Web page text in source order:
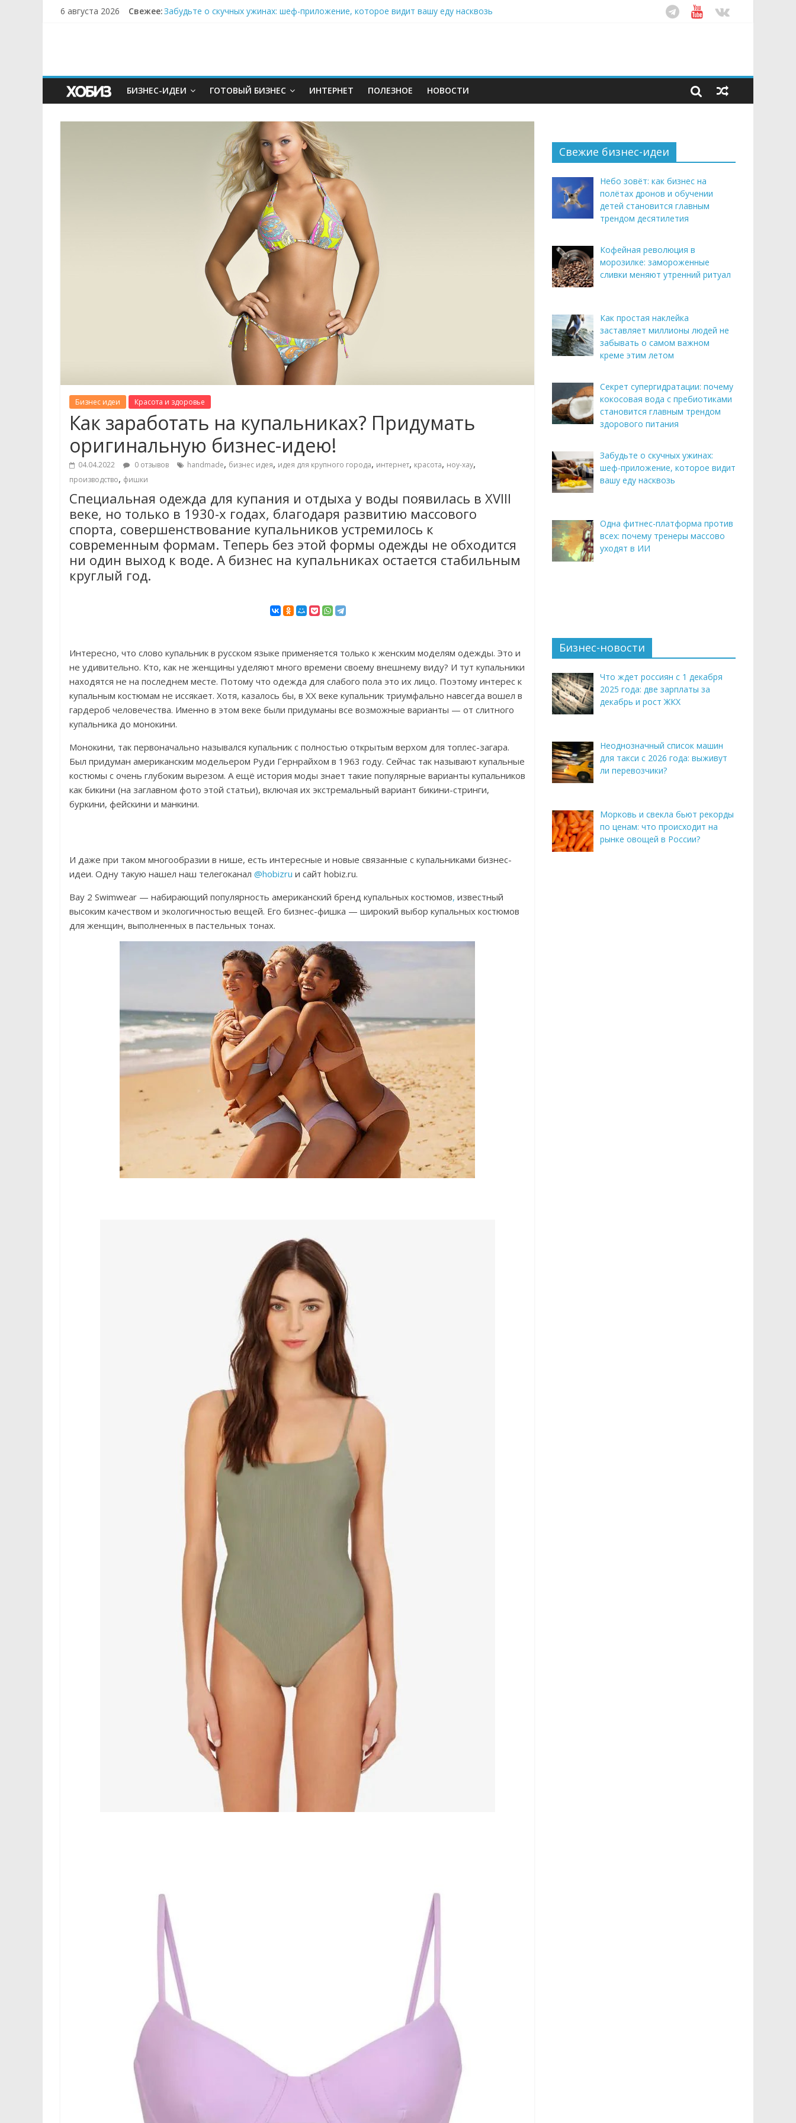
6 августа 2026 Свежее:Забудьте о скучных ужинах: шеф-приложение, которое видит вашу еду насквозь
БИЗНЕС-ИДЕИ ГОТОВЫЙ БИЗНЕС ИНТЕРНЕТ ПОЛЕЗНОЕ НОВОСТИ
Бизнес идеи Красота и здоровье
Как заработать на купальниках? Придумать
оригинальную бизнес-идею!
04.04.2022 0 отзывов handmade, бизнес идея, идея для крупного города, интернет, красота, ноу-хау,
производство, фишки
Специальная одежда для купания и отдыха у воды появилась в XVIII
веке, но только в 1930-х годах, благодаря развитию массового
спорта, совершенствование купальников устремилось к
современным формам. Теперь без этой формы одежды не обходится
ни один выход к воде. А бизнес на купальниках остается стабильным
круглый год.
Интересно, что слово купальник в русском языке применяется только к женским моделям одежды. Это и
не удивительно. Кто, как не женщины уделяют много времени своему внешнему виду? И тут купальники
находятся не на последнем месте. Потому что одежда для слабого пола это их лицо. Поэтому интерес к
купальным костюмам не иссякает. Хотя, казалось бы, в XX веке купальник триумфально навсегда вошел в
гардероб человечества. Именно в этом веке были придуманы все возможные варианты — от слитного
купальника до монокини.
Монокини, так первоначально назывался купальник с полностью открытым верхом для топлес-загара.
Был придуман американским модельером Руди Гернрайхом в 1963 году. Сейчас так называют купальные
костюмы с очень глубоким вырезом. А ещё история моды знает такие популярные варианты купальников
как бикини (на заглавном фото этой статьи), включая их экстремальный вариант бикини-стринги,
буркини, фейскини и манкини.
И даже при таком многообразии в нише, есть интересные и новые связанные с купальниками бизнес-
идеи. Одну такую нашел наш телегоканал @hobizru и сайт hobiz.ru.
Bay 2 Swimwear — набирающий популярность американский бренд купальных костюмов, известный
высоким качеством и экологичностью вещей. Его бизнес-фишка — широкий выбор купальных костюмов
для женщин, выполненных в пастельных тонах.
Свежие бизнес-идеи
Небо зовёт: как бизнес на
полётах дронов и обучении
детей становится главным
трендом десятилетия
Кофейная революция в
морозилке: замороженные
сливки меняют утренний ритуал
Как простая наклейка
заставляет миллионы людей не
забывать о самом важном
креме этим летом
Секрет супергидратации: почему
кокосовая вода с пребиотиками
становится главным трендом
здорового питания
Забудьте о скучных ужинах:
шеф-приложение, которое видит
вашу еду насквозь
Одна фитнес-платформа против
всех: почему тренеры массово
уходят в ИИ
Бизнес-новости
Что ждет россиян с 1 декабря
2025 года: две зарплаты за
декабрь и рост ЖКХ
Неоднозначный список машин
для такси с 2026 года: выживут
ли перевозчики?
Морковь и свекла бьют рекорды
по ценам: что происходит на
рынке овощей в России?